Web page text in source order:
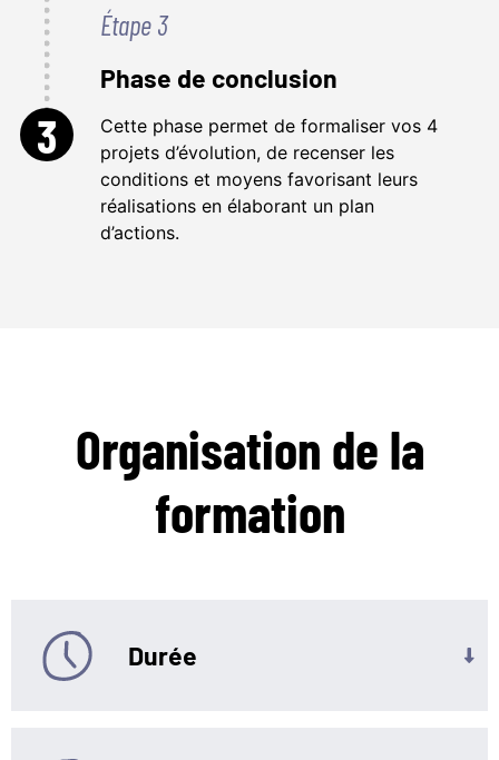
3
Étape 3
Phase de conclusion
Cette phase permet de formaliser vos 4
projets d’évolution, de recenser les
conditions et moyens favorisant leurs
réalisations en élaborant un plan
d’actions.
Organisation de la
formation
Durée